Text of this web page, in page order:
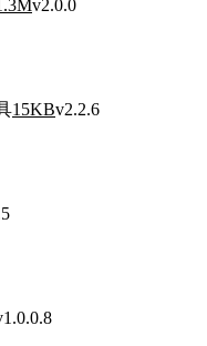
v2.0.0
15KBv2.2.6